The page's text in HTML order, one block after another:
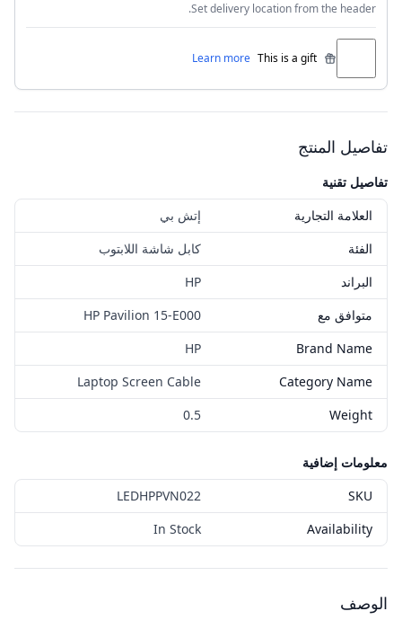
Set delivery location from the header.
This is a gift
Learn more
تفاصيل المنتج
تفاصيل تقنية
العلامة التجارية
إتش بي
الفئة
كابل شاشة اللابتوب
البراند
HP
متوافق مع
HP Pavilion 15-E000
Brand Name
HP
Category Name
Laptop Screen Cable
Weight
0.5
معلومات إضافية
SKU
LEDHPPVN022
Availability
In Stock
الوصف